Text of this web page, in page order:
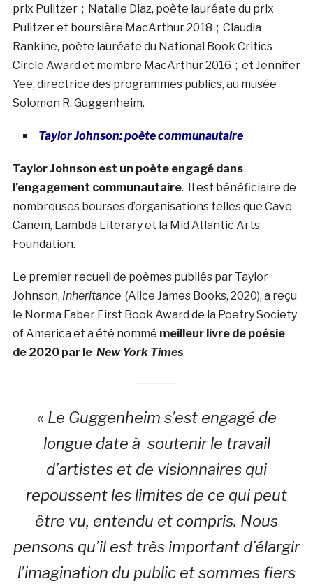
prix Pulitzer ; Natalie Diaz, poète lauréate du prix
Pulitzer et boursière MacArthur 2018 ; Claudia
Rankine, poète lauréate du National Book Critics
Circle Award et membre MacArthur 2016 ; et Jennifer
Yee, directrice des programmes publics, au musée
Solomon R. Guggenheim.
Taylor Johnson: poète communautaire
Taylor Johnson est un poète engagé dans
l’engagement communautaire. Il est bénéficiaire de
nombreuses bourses d’organisations telles que Cave
Canem, Lambda Literary et la Mid Atlantic Arts
Foundation.
Le premier recueil de poèmes publiés par Taylor
Johnson, Inheritance(Alice James Books, 2020), a reçu
le Norma Faber First Book Award de la Poetry Society
of America et a été nommé meilleur livre de poésie
de 2020 par le New York Times.
« Le Guggenheim s’est engagé de
longue date à soutenir le travail
d’artistes et de visionnaires qui
repoussent les limites de ce qui peut
être vu, entendu et compris. Nous
pensons qu’il est très important d’élargir
l’imagination du public et sommes fiers